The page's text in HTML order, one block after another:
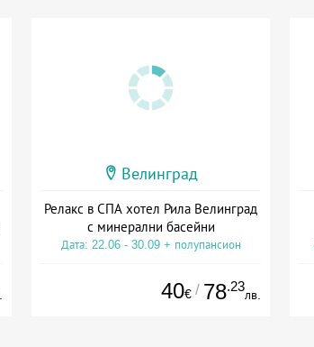
Велинград
Релакс в СПА хотел Рила Велинград
с минерални басейни
Дата: 22.06 - 30.09 + полупансион
40€ / 78.23
лв.